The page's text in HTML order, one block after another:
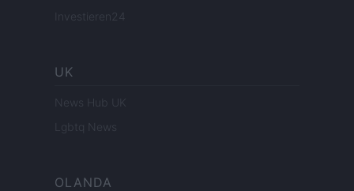
Investieren24
UK
News Hub UK
Lgbtq News
OLANDA